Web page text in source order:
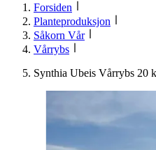
Forsiden
Planteproduksjon
Såkorn Vår
Vårrybs
Synthia Ubeis Vårrybs 20